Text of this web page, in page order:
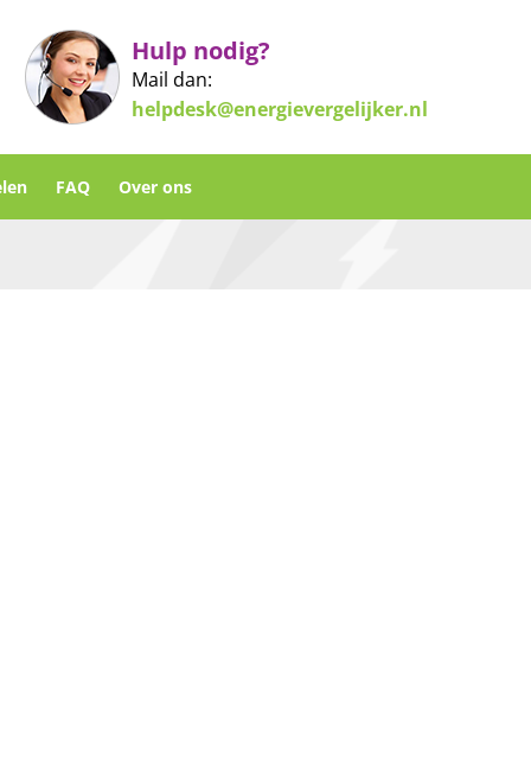
Hulp nodig?
Mail dan:
helpdesk@energievergelijker.nl
FAQ Over ons